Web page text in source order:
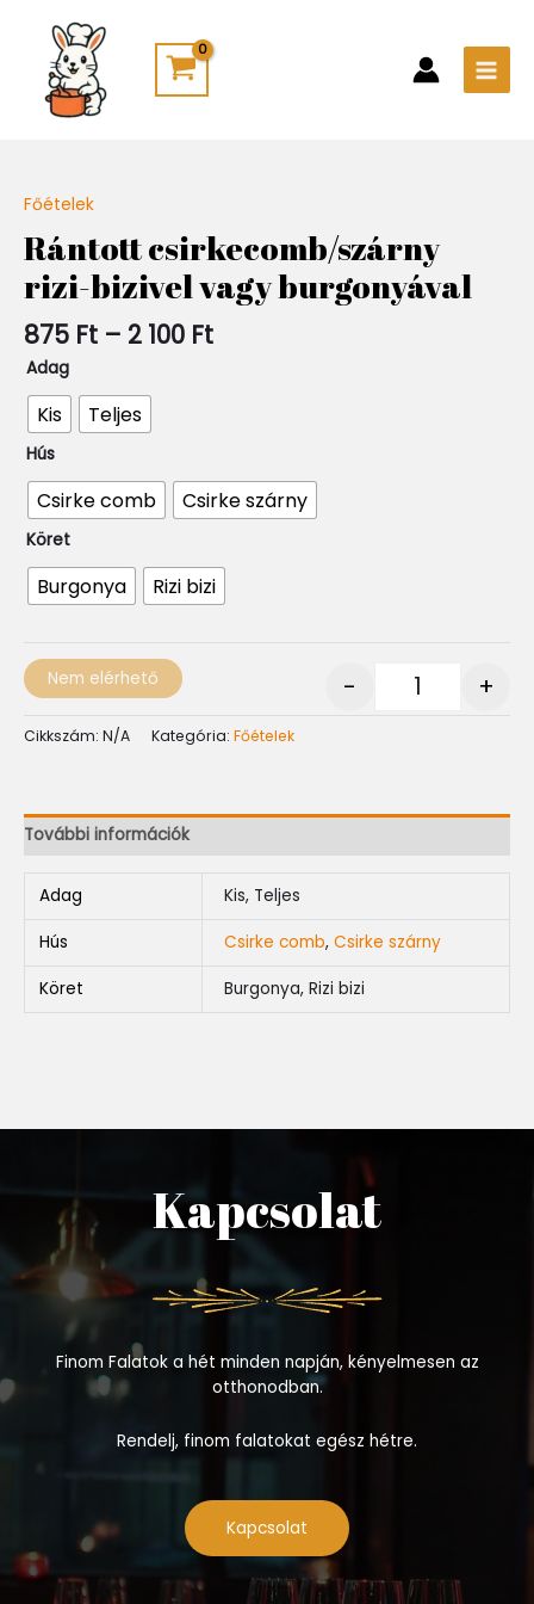
content
Főételek
Rántott csirkecomb/szárny
rizi-bizivel vagy burgonyával
875 Ft – 2 100 Ft
875 Ft
-
2
100 Ft
Adag
Kis Teljes
Hús
Csirke comb Csirke szárny
Köret
Burgonya Rizi bizi
- +
Nem elérhető
Cikkszám: N/A Kategória: Főételek
További információk
Adag Kis, Teljes
Hús Csirke comb,Csirke szárny
Köret Burgonya, Rizi bizi
Kapcsolat
Finom Falatok a hét minden napján, kényelmesen az
otthonodban.
Rendelj, finom falatokat egész hétre.
Kapcsolat